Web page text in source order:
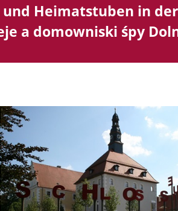
und Heimatstuben in
a domowniski śpy